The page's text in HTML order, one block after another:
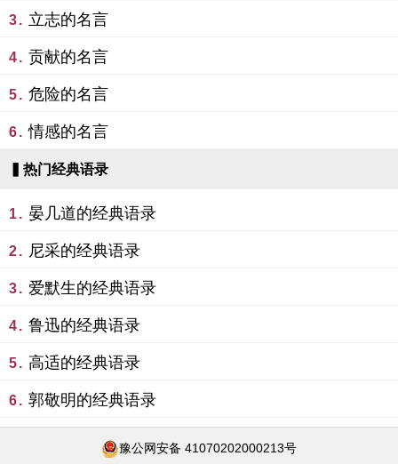
3. 立志的名言
4. 贡献的名言
5. 危险的名言
6. 情感的名言
▍热门经典语录
1. 晏几道的经典语录
2. 尼采的经典语录
3. 爱默生的经典语录
4. 鲁迅的经典语录
5. 高适的经典语录
6. 郭敬明的经典语录
豫公网安备 41070202000213号